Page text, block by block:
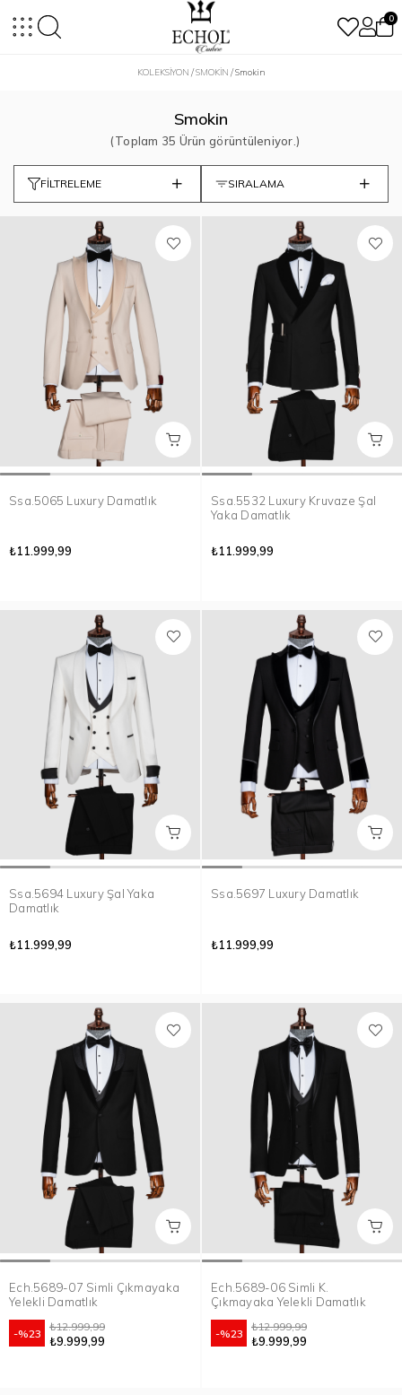
0
KOLEKSİYON SMOKİN Smokin
Smokin
FILTRELEME SIRALAMA
35 Ürün
Ssa.5065 Luxury Damatlık
₺11.999,99
Ssa.5532 Luxury Kruvaze Şal
Yaka Damatlık
₺11.999,99
Ssa.5694 Luxury Şal Yaka
Damatlık
₺11.999,99
Ssa.5697 Luxury Damatlık
₺11.999,99
Ech.5689-07 Simli Çıkmayaka
Yelekli Damatlık
%23
₺9.999,99
₺12.999,99
Ech.5689-06 Simli K.
Çıkmayaka Yelekli Damatlık
%23
₺9.999,99
₺12.999,99